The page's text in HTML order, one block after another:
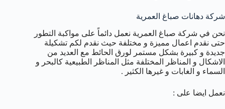
شركة دهانات صباغ العمرية
نحن في شركة صباغ العمرية نعمل دائماً على مواكبة التطور
حتى نقدم اعمال مميزة و مختلفة حيث نقدم لكم تشكيلة
جديدة و كبيرة بشكل مستمر لورق الحائط مع العديد من
الاشكال و المناظر المختلفة مثل المناظر الطبيعية كالبحر و
السماء و الغابات و غيرها الكثير .
نعمل ايضا على :